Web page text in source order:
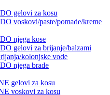
gelovi za kosu
voskovi/paste/pomade/kreme
njega kose
gelovi za brijanje/balzami
kolonjske vode
njega brade
gelovi za kosu
voskovi za kosu